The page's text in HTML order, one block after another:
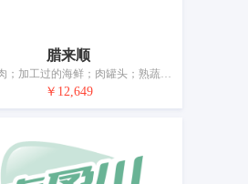
腊来顺
肉；腊肉；加工过的海鲜；肉罐头；熟蔬菜；蛋；牛奶；食用油；加工过的坚果；干食用菌
￥12,649